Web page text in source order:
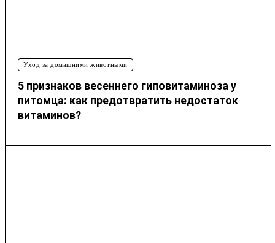
Уход за домашними животными
5 признаков весеннего гиповитаминоза у
питомца: как предотвратить недостаток
витаминов?